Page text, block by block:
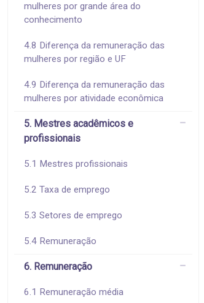
mulheres por grande área do
conhecimento
4.8 Diferença da remuneração das
mulheres por região e UF
4.9 Diferença da remuneração das
mulheres por atividade econômica
5. Mestres acadêmicos e
profissionais
5.1 Mestres profissionais
5.2 Taxa de emprego
5.3 Setores de emprego
5.4 Remuneração
6. Remuneração
6.1 Remuneração média